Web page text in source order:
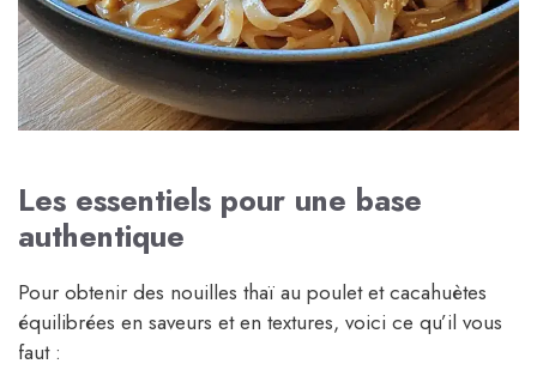
Les essentiels pour une base
authentique
Pour obtenir des nouilles thaï au poulet et cacahuètes
équilibrées en saveurs et en textures, voici ce qu’il vous
faut :